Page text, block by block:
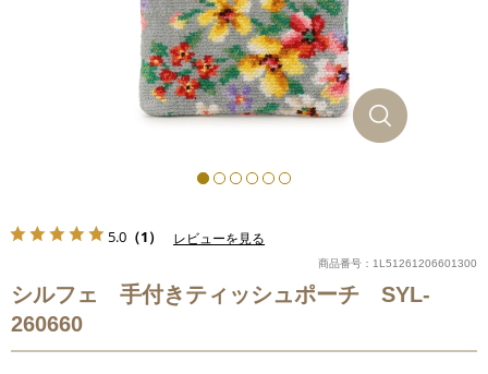
5.0 （1） レビューを見る
商品番号：1L51261206601300
シルフェ 手付きティッシュポーチ SYL-
260660